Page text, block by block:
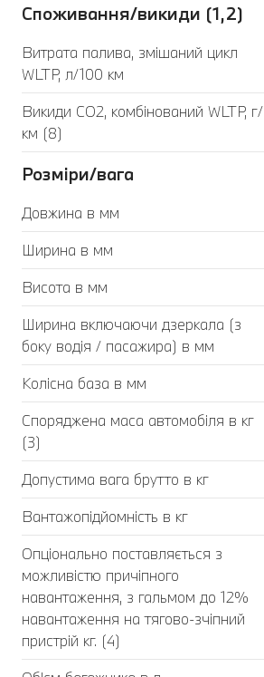
Споживання/викиди (1,2)
Витрата палива, змішаний цикл
WLTP, л/100 км
Викиди CO2, комбінований WLTP, г/
км (8)
Розміри/вага
Довжина в мм
Ширина в мм
Висота в мм
Ширина включаючи дзеркала (з
боку водія / пасажира) в мм
Колісна база в мм
Споряджена маса автомобіля в кг
(3)
Допустима вага брутто в кг
Вантажопідйомність в кг
Опціонально поставляється з
можливістю причіпного
навантаження, з гальмом до 12%
навантаження на тягово-зчіпний
пристрій кг. (4)